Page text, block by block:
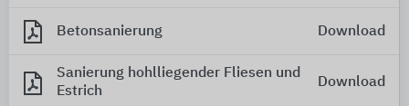
Betonsanierung Download
Sanierung hohlliegender Fliesen und
Estrich
Download